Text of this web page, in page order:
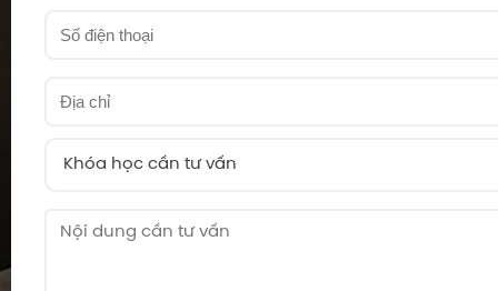
Khóa học cần tư vấn